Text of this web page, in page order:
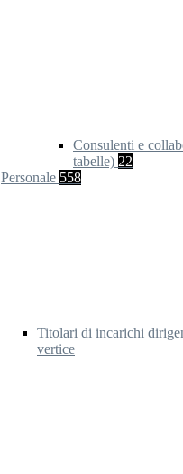
Consulenti e
tabelle) 22
Personale 558
Titolari di incarichi
vertice